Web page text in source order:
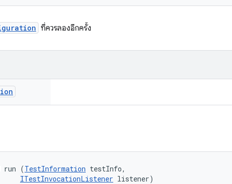
ที่ควรลองอีกครั้ง
run (TestInformation testInfo,
ITestInvocationListener listener)